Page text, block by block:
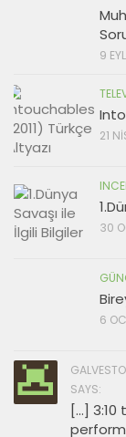
9
21
30
6
SAYS:
[…] 3:10